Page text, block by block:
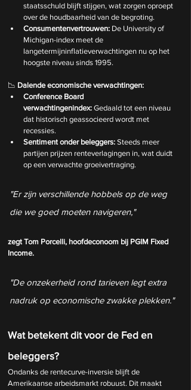
staatsschuld blijft stijgen, wat zorgen oproept
over de houdbaarheid van de begroting.
Consumentenvertrouwen: De University of
Michigan-index meet de
langetermijninflatieverwachtingen nu op het
hoogste niveau sinds 1995.
📉 Dalende economische verwachtingen:
Conference Board
verwachtingenindex: Gedaald tot een niveau
dat historisch geassocieerd wordt met
recessies.
Sentiment onder beleggers: Steeds meer
partijen prijzen renteverlagingen in, wat duidt
op een verwachte groeivertraging.
"Er zijn verschillende hobbels op de weg
die we goed moeten navigeren,"
zegt Tom Porcelli, hoofdeconoom bij PGIM Fixed
Income.
"De onzekerheid rond tarieven legt extra
nadruk op economische zwakke plekken."
Wat betekent dit voor de Fed en
beleggers?
Ondanks de rentecurve-inversie blijft de
Amerikaanse arbeidsmarkt robuust. Dit maakt